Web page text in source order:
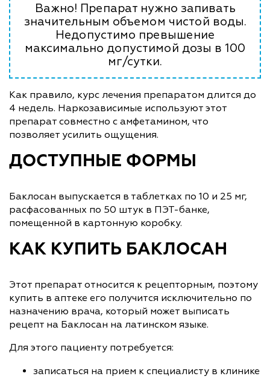
Важно! Препарат нужно запивать
значительным объемом чистой воды.
Недопустимо превышение
максимально допустимой дозы в 100
мг/сутки.
Как правило, курс лечения препаратом длится до
4 недель. Наркозависимые используют этот
препарат совместно с амфетамином, что
позволяет усилить ощущения.
ДОСТУПНЫЕ ФОРМЫ
Баклосан выпускается в таблетках по 10 и 25 мг,
расфасованных по 50 штук в ПЭТ-банке,
помещенной в картонную коробку.
КАК КУПИТЬ БАКЛОСАН
Этот препарат относится к рецепторным, поэтому
купить в аптеке его получится исключительно по
назначению врача, который может выписать
рецепт на Баклосан на латинском языке.
Для этого пациенту потребуется:
записаться на прием к специалисту в клинике